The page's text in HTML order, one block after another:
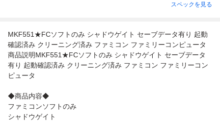
スペックを見る
MKF551★FCソフトのみ シャドウゲイト セーブデータ有り 起動
確認済み クリーニング済み ファミコン ファミリーコンピュータ
商品説明MKF551★FCソフトのみ シャドウゲイト セーブデータ
有り 起動確認済み クリーニング済み ファミコン ファミリーコン
ピュータ
◆商品内容◆
ファミコンソフトのみ
シャドウゲイト